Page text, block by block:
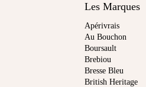
Les Marques
Apérivrais
Au Bouchon
Boursault
Brebiou
Bresse Bleu
British Heritage